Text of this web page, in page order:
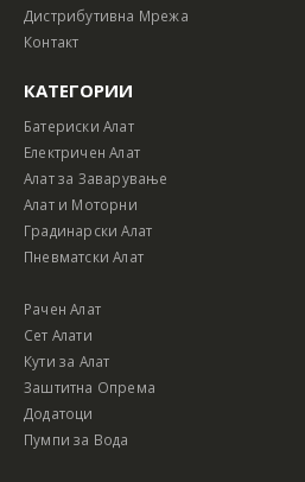
Дистрибутивна Мрежа
Контакт
КАТЕГОРИИ
Батериски Алат
Електричен Алат
Алат за Заварување
Алат и Моторни
Градинарски Алат
Пневматски Алат
Рачен Алат
Сет Алати
Кути за Алат
Заштитна Опрема
Додатоци
Пумпи за Вода